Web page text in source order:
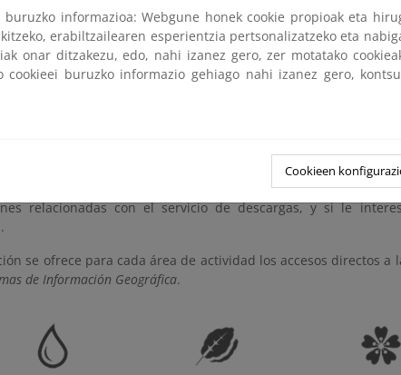
el estándar Atom se basa en XML, es recomendable usar
facilitar su uso. Al ser Atom un formato de uso en la web,
los navegadores actuales, como Chrome, Edge, Firefox
,
del Ministerio, le permite
relacionadas con el servicio de descargas, y si le
se ofrece para cada área de actividad los accesos directos
de Información Geográfica.
buruzko informazioa: Webgune honek cookie propioak eta
erabiltzailearen esperientzia pertsonalizatzeko eta
onar ditzakezu, edo, nahi izanez gero, zer motatako
cookieei buruzko informazio gehiago nahi izanez gero,
Cookieen